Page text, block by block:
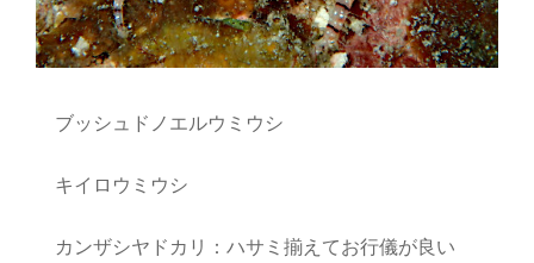
ブッシュドノエルウミウシ
キイロウミウシ
カンザシヤドカリ：ハサミ揃えてお行儀が良い